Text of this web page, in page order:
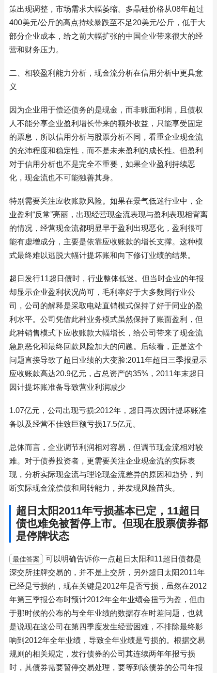
策出现调整，市场需求大幅萎缩。多晶硅价格从08年超过
400美元/公斤的高点持续暴跌至不足20美元/公斤，低于大
部分企业成本，给之前大幅扩张的中国企业带来很大的经
营和财务压力。
二、相较盈利能力分析，现金流分析在信用分析中更具意
义
因为企业用于偿还债务的是现金，而非账面利润，且债权
人不能分享企业盈利增长带来的额外收益，只能享受固定
的票息，所以信用分析与股票分析不同，看重企业现金流
的充沛程度和稳定性，而不是未来盈利的成长性。但盈利
对于信用分析也不是完全不重要，如果企业盈利持续恶
化，现金流也不可能独善其身。
特别需要关注应收账款风险。如果在景气低迷行业中，企
业盈利“反常”亮丽，出现经营现金流表现与盈利表现相背离
的情况，经营现金流都明显早于盈利出现恶化，盈利很可
能有虚增成分，主要是依靠应收账款的增长支撑。这种模
式最终难以逃脱大幅计提坏账和向下修订业绩的结果。
超日发行11超日债时，行业整体低迷。但当时企业的年报
却显示企业盈利状况尚可，毛利率好于大多数同行业公
司，公司的解释是采取电站直销模式保持了好于同业的盈
利水平。公司凭借此种业务模式虽然保持了账面盈利，但
此种销售模式下应收账款大幅增长，给公司带来了现金流
急剧恶化和最终回款风险加大的问题。后续看，正是这个
问题直接导致了超日业绩的大变脸:2011年超日三季报显示
应收账款高达20.9亿元，占总资产的35%，2011年末超日
因计提坏账准备导致营业利润减少
1.07亿元，公司出现亏损;2012年，超日再次因计提坏账准
备以及经营不佳致巨额亏损17.5亿元。
总体而言，企业调节利润相对容易，但调节现金流相对较
难。对于债券投资者，更需要关注企业现金流的实际表
现，分析实际现金流与理论现金流差异的原因和趋势，判
断实际现金流偿债和周转能力，并发现风险苗头。
超日太阳2011年亏损基本已定，11超日
债也难免被暂停上市。但现在股票债券都
是停牌状态
最佳答案
可以明确告诉你一点超日太阳和11超日债都是
深交所挂牌交易的，并不是上交所，另外超日太阳2011年
已经是亏损的，现在关键是2012年是否亏损，虽然在2012
年第三季报公布时预计2012年全年业绩会扭亏为盈，但由
于那时候的公布的与全年业绩的数据存在时差问题，也就
是说现在这公司在第四季度发生经营困难，不排除最终影
响到2012年全年业绩，导致全年业绩是亏损的。根据交易
规则的相关规定，发行债券的公司其连续两年年报亏损
时，其债券需要暂停交易处理，要等到该债券的公司年报